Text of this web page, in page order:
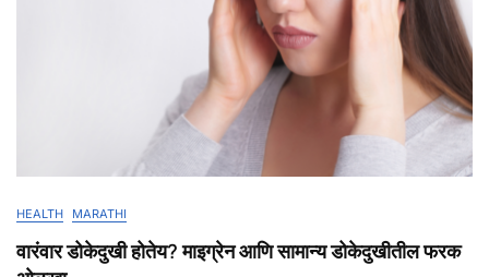
HEALTH MARATHI
वारंवार डोकेदुखी होतेय? माइग्रेन आणि सामान्य डोकेदुखीतील फरक